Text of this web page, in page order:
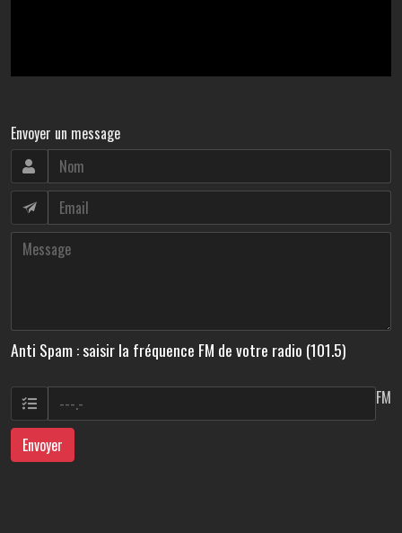
Envoyer un message
Anti Spam : saisir la fréquence FM de votre radio (101.5)
FM
Envoyer